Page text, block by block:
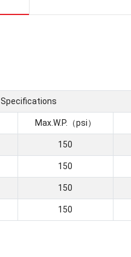
Specifications
Max.W.P.（psi）
150
150
150
150